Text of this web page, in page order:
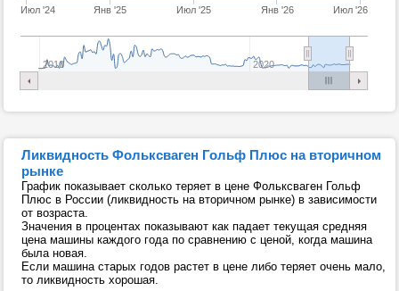
Июл '24 Янв '25 Июл '25 Янв '26 Июл '26
2010 2020
Ликвидность Фольксваген Гольф Плюс на вторичном
рынке
График показывает сколько теряет в цене Фольксваген Гольф
Плюс в России (ликвидность на вторичном рынке) в зависимости
от возраста.
Значения в процентах показывают как падает текущая средняя
цена машины каждого года по сравнению с ценой, когда машина
была новая.
Если машина старых годов растет в цене либо теряет очень мало,
то ликвидность хорошая.